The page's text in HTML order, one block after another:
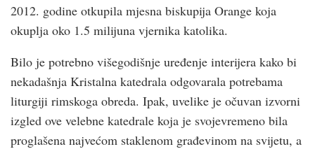
2012. godine otkupila mjesna biskupija Orange koja
okuplja oko 1.5 milijuna vjernika katolika.
Bilo je potrebno višegodišnje uređenje interijera kako bi
nekadašnja Kristalna katedrala odgovarala potrebama
liturgiji rimskoga obreda. Ipak, uvelike je očuvan izvorni
izgled ove velebne katedrale koja je svojevremeno bila
proglašena najvećom staklenom građevinom na svijetu, a